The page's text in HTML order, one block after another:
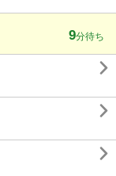
9分待ち


